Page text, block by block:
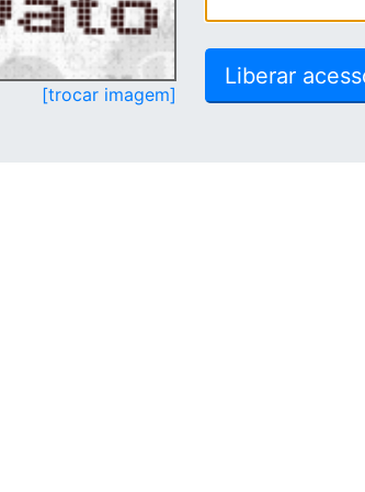
[trocar imagem]